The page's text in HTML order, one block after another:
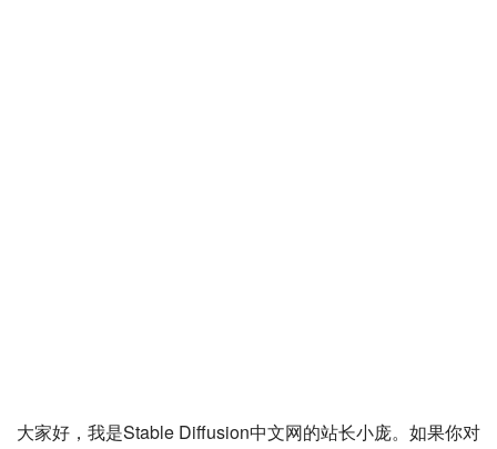
大家好，我是Stable Diffusion中文网的站长小庞。如果你对